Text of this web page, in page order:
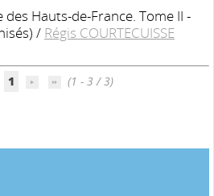
Hauts-de-France. Tome II -
/ Régis COURTECUISSE
1 (1 - 3 / 3)